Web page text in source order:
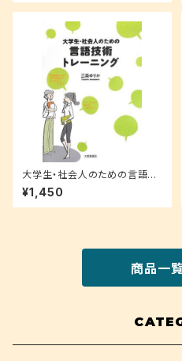
大学生・社会人のための言語技
術トレーニング
¥1,450
商品一